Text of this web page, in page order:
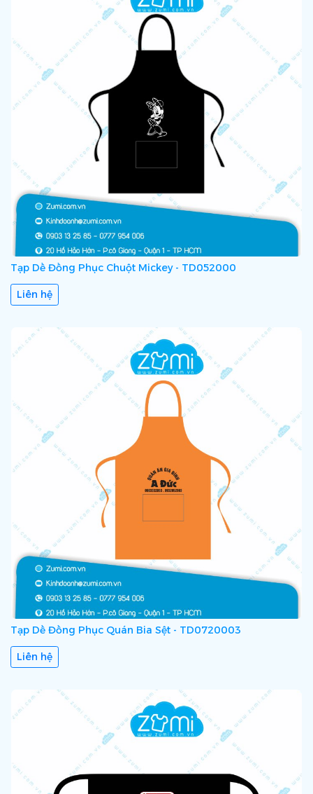
Tạp Dề Đồng Phục Chuột Mickey - TD052000
Liên hệ
Tạp Dề Đồng Phục Quán Bia Sệt - TD0720003
Liên hệ